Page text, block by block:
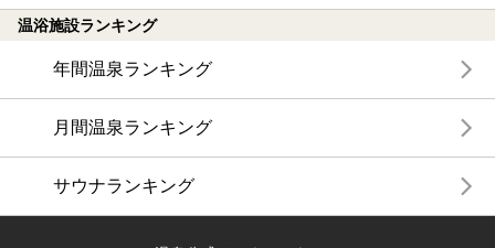
温浴施設ランキング
年間温泉ランキング
月間温泉ランキング
サウナランキング